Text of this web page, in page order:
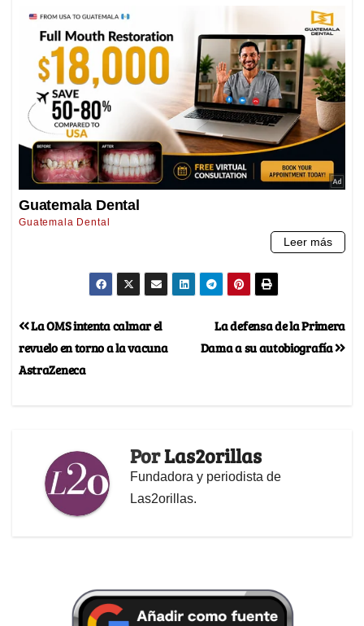
La defensa de la Primera
Dama a su autobiografía
La OMS intenta calmar el
revuelo en torno a la vacuna
AstraZeneca
PorLas2orillas
Fundadora y periodista de
Las2orillas.